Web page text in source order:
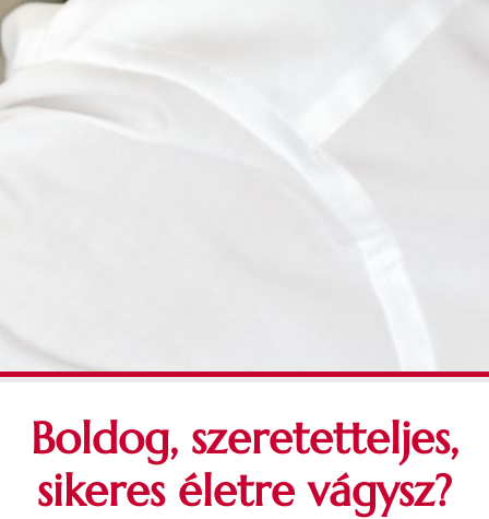
Boldog, szeretetteljes,
sikeres életre vágysz?